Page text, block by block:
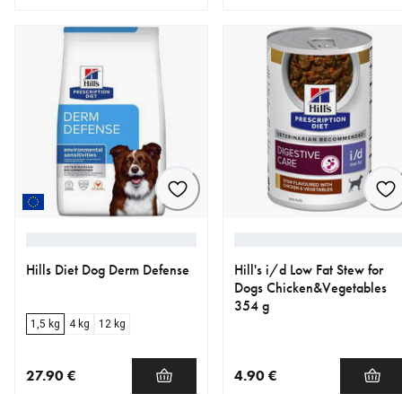
Hills Diet Dog Derm Defense
1,5 kg 4 kg 12 kg
27.90 €
Hill's i/d Low Fat Stew for
Dogs Chicken&Vegetables
354 g
4.90 €